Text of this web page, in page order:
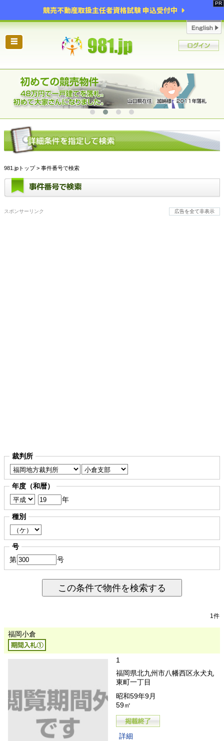
競売不動産取扱主任者資格試験 申込受付中
☰
981.jpトップ> 事件番号で検索
事件番号で検索
スポンサーリンク 広告を全て非表示
裁判所
年度（和暦）
年
種別
号
第
号
この条件で物件を検索する
1件
福岡小倉
1
福岡県北九州市八幡西区永犬丸
東町一丁目
昭和59年9月
59㎡
詳細